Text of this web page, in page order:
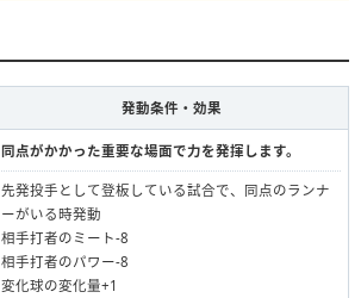
発動条件・効果
同点がかかった重要な場面で力を発揮します。
先発投手として登板している試合で、同点のランナ
ーがいる時発動
相手打者のミート‐8
相手打者のパワー-8
変化球の変化量+1